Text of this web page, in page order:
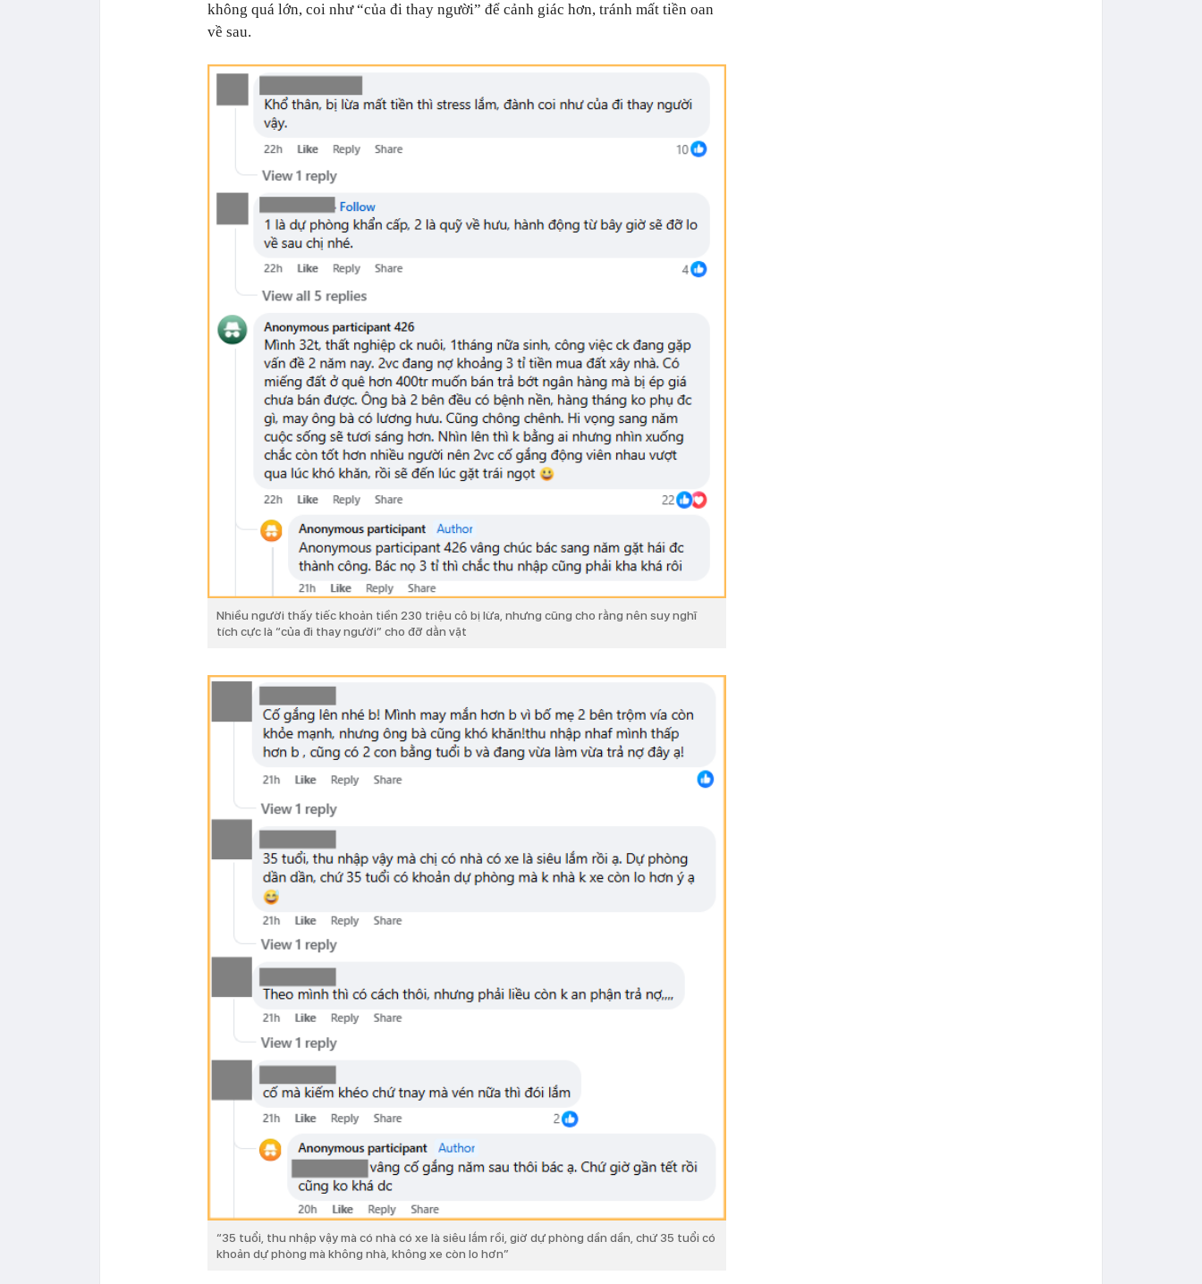
không quá lớn, coi như “của đi thay người” để cảnh giác hơn, tránh mất tiền oan
về sau.
Nhiều người thấy tiếc khoản tiền 230 triệu cô bị lừa, nhưng cũng cho rằng nên suy nghĩ
tích cực là “của đi thay người” cho đỡ dằn vặt
“35 tuổi, thu nhập vậy mà có nhà có xe là siêu lắm rồi, giờ dự phòng dần dần, chứ 35 tuổi có
khoản dự phòng mà không nhà, không xe còn lo hơn”